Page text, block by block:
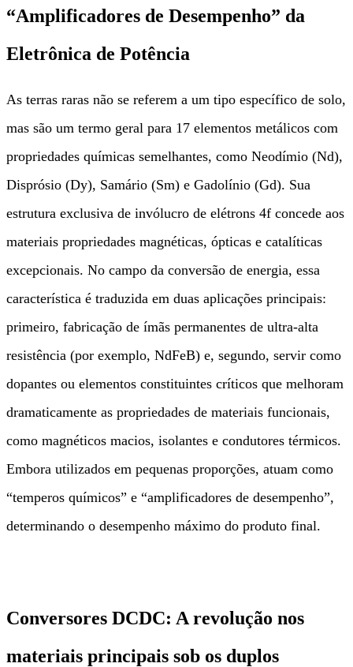
“Amplificadores de Desempenho” da
Eletrônica de Potência
As terras raras não se referem a um tipo específico de solo,
mas são um termo geral para 17 elementos metálicos com
propriedades químicas semelhantes, como Neodímio (Nd),
Disprósio (Dy), Samário (Sm) e Gadolínio (Gd). Sua
estrutura exclusiva de invólucro de elétrons 4f concede aos
materiais propriedades magnéticas, ópticas e catalíticas
excepcionais. No campo da conversão de energia, essa
característica é traduzida em duas aplicações principais:
primeiro, fabricação de ímãs permanentes de ultra-alta
resistência (por exemplo, NdFeB) e, segundo, servir como
dopantes ou elementos constituintes críticos que melhoram
dramaticamente as propriedades de materiais funcionais,
como magnéticos macios, isolantes e condutores térmicos.
Embora utilizados em pequenas proporções, atuam como
“temperos químicos” e “amplificadores de desempenho”,
determinando o desempenho máximo do produto final.
Conversores DCDC: A revolução nos
materiais principais sob os duplos